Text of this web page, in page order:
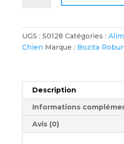
Control
UGS : 50128 Catégories :
Chien Marque : Bozita Robur
Description
Informations
Avis (0)